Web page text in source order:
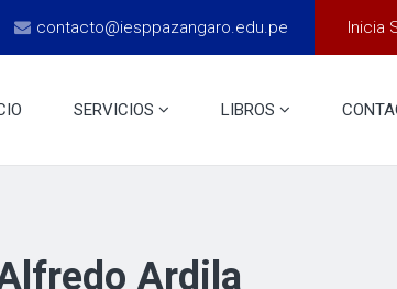
contacto@iesppazangaro.edu.pe Inicia
SERVICIOS LIBROS
Ardila